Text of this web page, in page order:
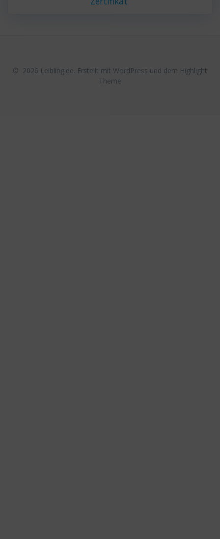
© 2026 Leibling.de. Erstellt mit WordPress und dem Highlight
Theme